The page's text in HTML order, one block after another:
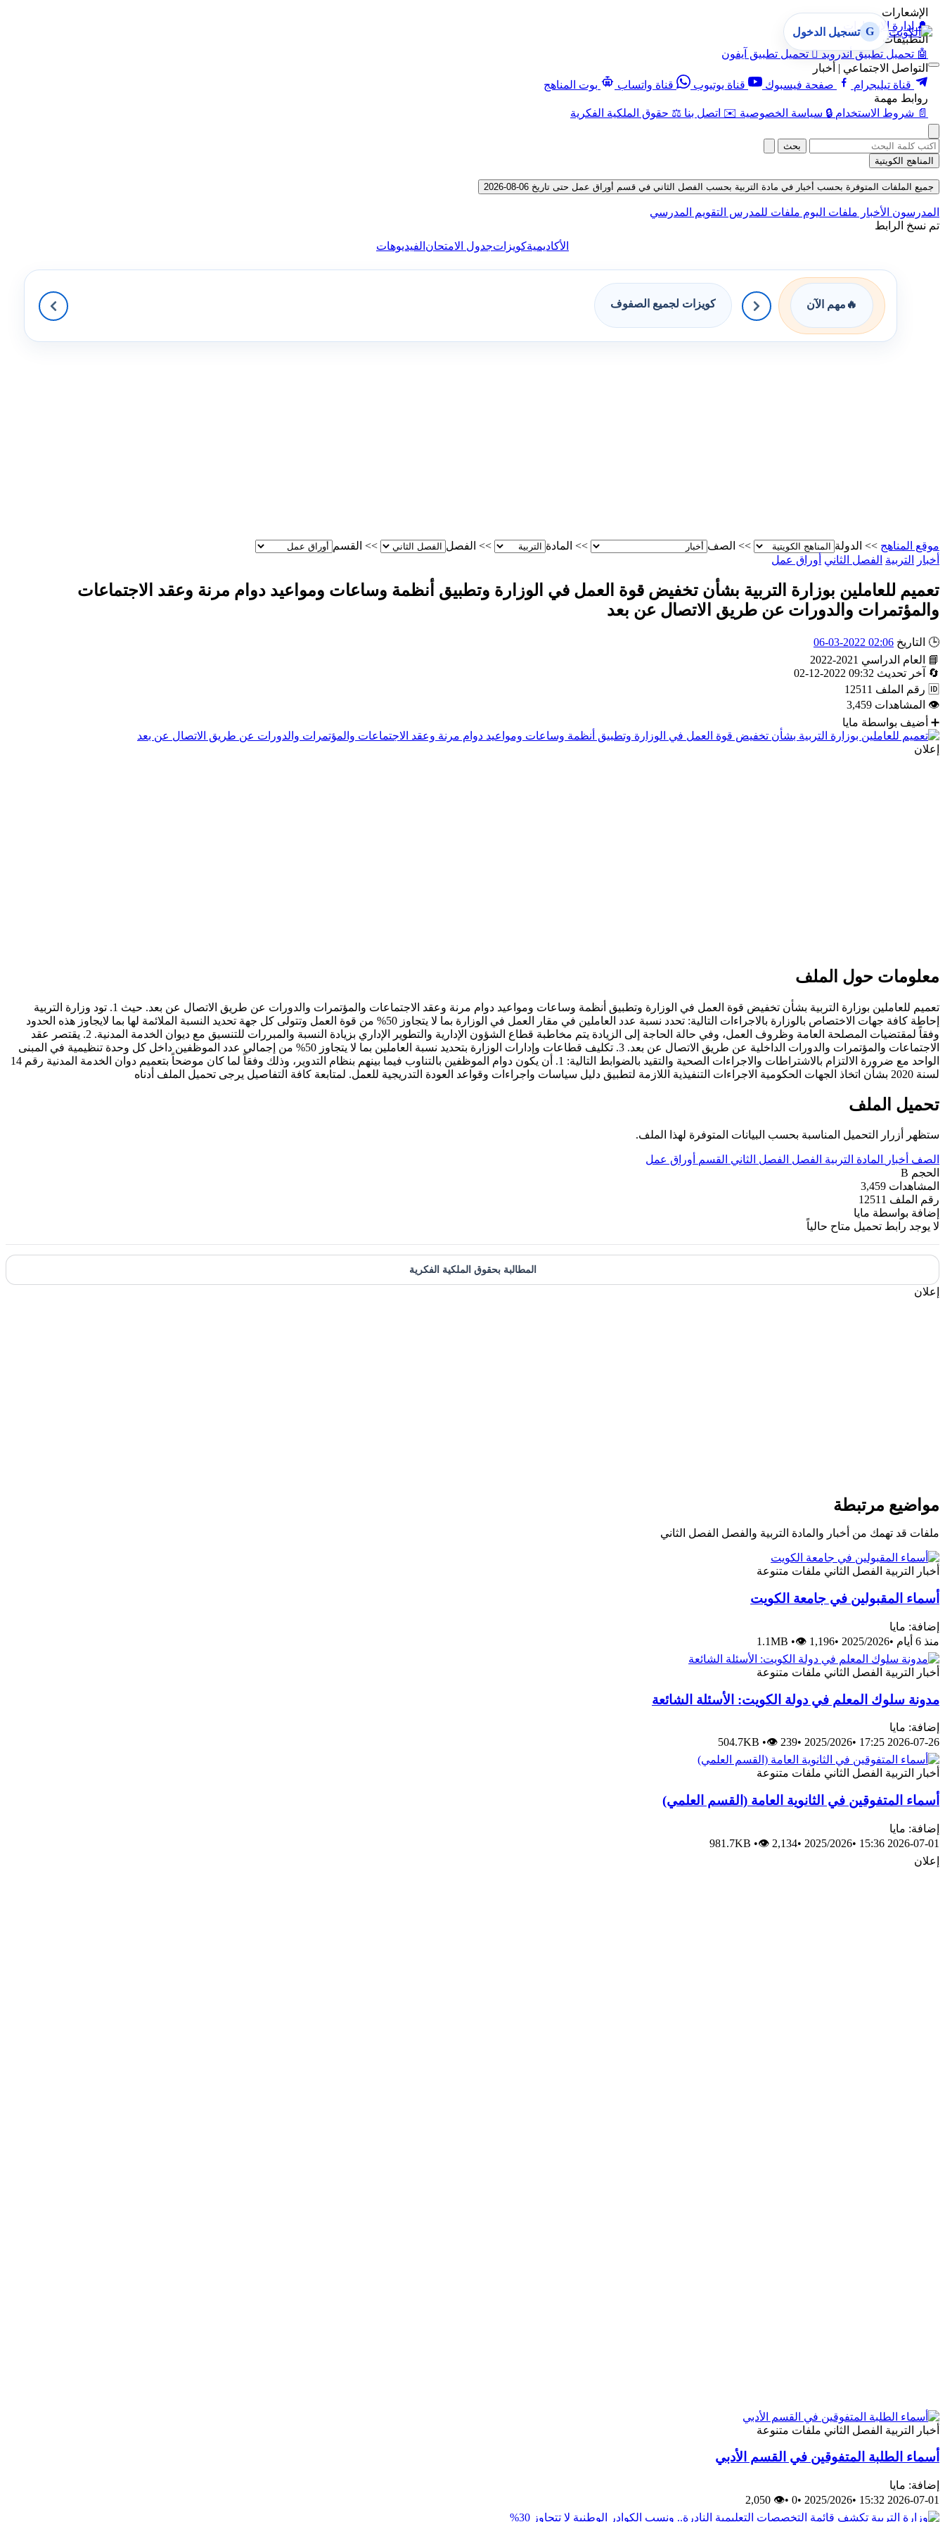
الإشعارات
🔔 إدارة الإشعارات
التطبيقات
🤖 تحميل تطبيق أندرويد  تحميل تطبيق آيفون
التواصل الاجتماعي | أخبار
قناة تيليجرام
صفحة فيسبوك قناة يوتيوب قناة واتساب
بوت المناهج
روابط مهمة
📄 شروط الاستخدام 🔒 سياسة الخصوصية ✉️ اتصل بنا ⚖️ حقوق الملكية الفكرية
G تسجيل الدخول
بحث
المناهج الكويتية
جميع الملفات المتوفرة بحسب أخبار في مادة التربية بحسب الفصل الثاني في قسم أوراق عمل حتى تاريخ 06-08-2026
المدرسون الأخبار ملفات اليوم ملفات للمدرس التقويم المدرسي
تم نسخ الرابط
الأكاديميةكويزاتجدول الامتحان الفيديوهات
🔥 مهم الآن كويزات لجميع الصفوف
موقع المناهج >> الدولة >> الصف >> المادة >> الفصل >> القسم
أخبار
التربية الفصل الثاني أوراق عمل
تعميم للعاملين بوزارة التربية بشأن تخفيض قوة العمل في الوزارة وتطبيق أنظمة وساعات ومواعيد دوام مرنة وعقد الاجتماعات
والمؤتمرات والدورات عن طريق الاتصال عن بعد
🕒 التاريخ 02:06 2022-03-06
📘
العام الدراسي 2021-2022
🔄
آخر تحديث 09:32 2022-12-02
🆔 رقم الملف 12511
👁 المشاهدات 3,459
➕ أضيف بواسطة مايا
إعلان
معلومات حول الملف
تعميم للعاملين بوزارة التربية بشأن تخفيض قوة العمل في الوزارة وتطبيق أنظمة وساعات ومواعيد دوام مرنة وعقد الاجتماعات والمؤتمرات والدورات عن طريق الاتصال عن بعد. حيث 1. تود وزارة التربية
إحاطة كافة جهات الاختصاص بالوزارة بالاجراءات التالية: تحدد نسبة عدد العاملين في مقار العمل في الوزارة بما لا يتجاوز 50% من قوة العمل وتتولى كل جهة تحديد النسبة الملائمة لها بما لايجاوز هذه الحدود
وفقاً لمقتضيات المصلحة العامة وظروف العمل، وفي حالة الحاجة إلى الزيادة يتم مخاطبة قطاع الشؤون الإدارية والتطوير الإداري بزيادة النسبة والمبررات للتنسيق مع ديوان الخدمة المدنية. 2. يقتصر عقد
الاجتماعات والمؤتمرات والدورات الداخلية عن طريق الاتصال عن بعد. 3. تكليف قطاعات وإدارات الوزارة بتحديد نسبة العاملين بما لا يتجاوز 50% من إجمالي عدد الموظفين داخل كل وحدة تنظيمية في المبنى
الواحد مع ضرورة الالتزام بالاشتراطات والاجراءات الصحية والتقيد بالضوابط التالية: 1. أن يكون دوام الموظفين بالتناوب فيما بينهم بنظام التدوير، وذلك وفقاً لما كان موضحاً بتعميم دوان الخدمة المدنية رقم 14
لسنة 2020 بشأن اتخاذ الجهات الحكومية الاجراءات التنفيذية اللازمة لتطبيق دليل سياسات واجراءات وقواعد العودة التدريجية للعمل. لمتابعة كافة التفاصيل يرجى تحميل الملف أدناه
تحميل الملف
ستظهر أزرار التحميل المناسبة بحسب البيانات المتوفرة لهذا الملف.
الصف أخبار المادة التربية الفصل الفصل الثاني القسم أوراق عمل
الحجم B
المشاهدات 3,459
رقم الملف 12511
إضافة بواسطة مايا
لا يوجد رابط تحميل متاح حالياً
المطالبة بحقوق الملكية الفكرية
إعلان
مواضيع مرتبطة
ملفات قد تهمك من أخبار والمادة التربية والفصل الفصل الثاني
أخبار التربية الفصل الثاني ملفات متنوعة
أسماء المقبولين في جامعة الكويت
إضافة: مايا
منذ 6 أيام
•
2025/2026
•
1.1MB •👁 1,196
أخبار التربية الفصل الثاني ملفات متنوعة
مدونة سلوك المعلم في دولة الكويت: الأسئلة الشائعة
إضافة: مايا
2026-07-26 17:25
•
2025/2026
•
504.7KB •👁 239
أخبار التربية الفصل الثاني ملفات متنوعة
أسماء المتفوقين في الثانوية العامة (القسم العلمي)
إضافة: مايا
2026-07-01 15:36
•
2025/2026
•
981.7KB •👁 2,134
إعلان
أخبار التربية الفصل الثاني ملفات متنوعة
أسماء الطلبة المتفوقين في القسم الأدبي
إضافة: مايا
2026-07-01 15:32
•
2025/2026
•
0
•
👁 2,050